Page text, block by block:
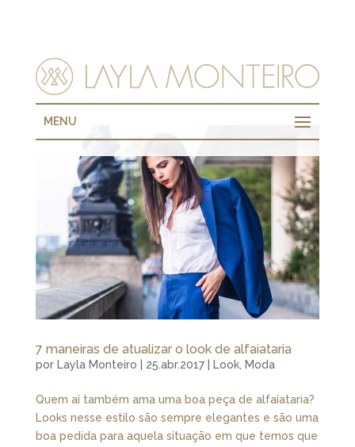
MENU
7 maneiras de atualizar o look de alfaiataria
por Layla Monteiro 25.abr.2017| Look, Moda
Quem aí também ama uma boa peça de alfaiataria?
Looks nesse estilo são sempre elegantes e são uma
boa pedida para aquela situação em que temos que